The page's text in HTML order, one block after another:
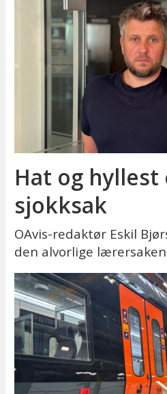
Hat og
sjokksak
OAvis-redaktør Eskil
den alvorlige